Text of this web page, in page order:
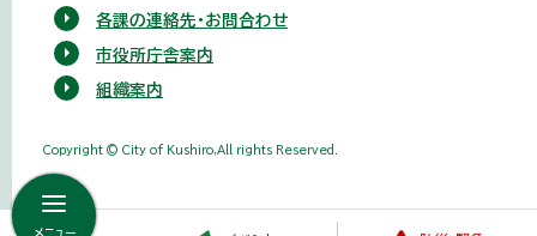
メニュー
各課の連絡先・お問合わせ
市役所庁舎案内
組織案内
Copyright © City of Kushiro,All rights Reserved.